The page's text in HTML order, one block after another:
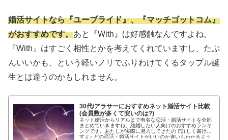
婚活サイトなら『ユーブライド』、『マッチゴットコム』
がおすすめです。あと『With』は好感触なんですよね。
『With』はすごく相性とかを考えてくれていますし、たぶ
んいいかも、という軽いノリでふりわけてくるタップル誕
生とは違うのかもしれません。
30代/アラサーにおすすめネット婚活サイト比較
(会員数が多くて安いのは?)
ネット婚活からリアルまで有名な恋活・婚活サイトを全部
まとめていきますね。結婚したい人向けのおすすめランキ
ングです。あたしが実際に潜入してきたので詳しく書けま
すよ♪ どの恋活・婚活サイトがいいのか違いもわかるよう